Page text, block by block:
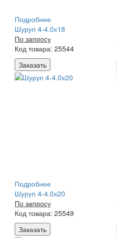
Подробнее
Шуруп 4-4.0х18
По запросу
Код товара: 25544
Заказать
Подробнее
Шуруп 4-4.0х20
По запросу
Код товара: 25549
Заказать